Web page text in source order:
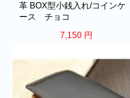
革 BOX型小銭入れ/コインケ
ース チョコ
7,150 円